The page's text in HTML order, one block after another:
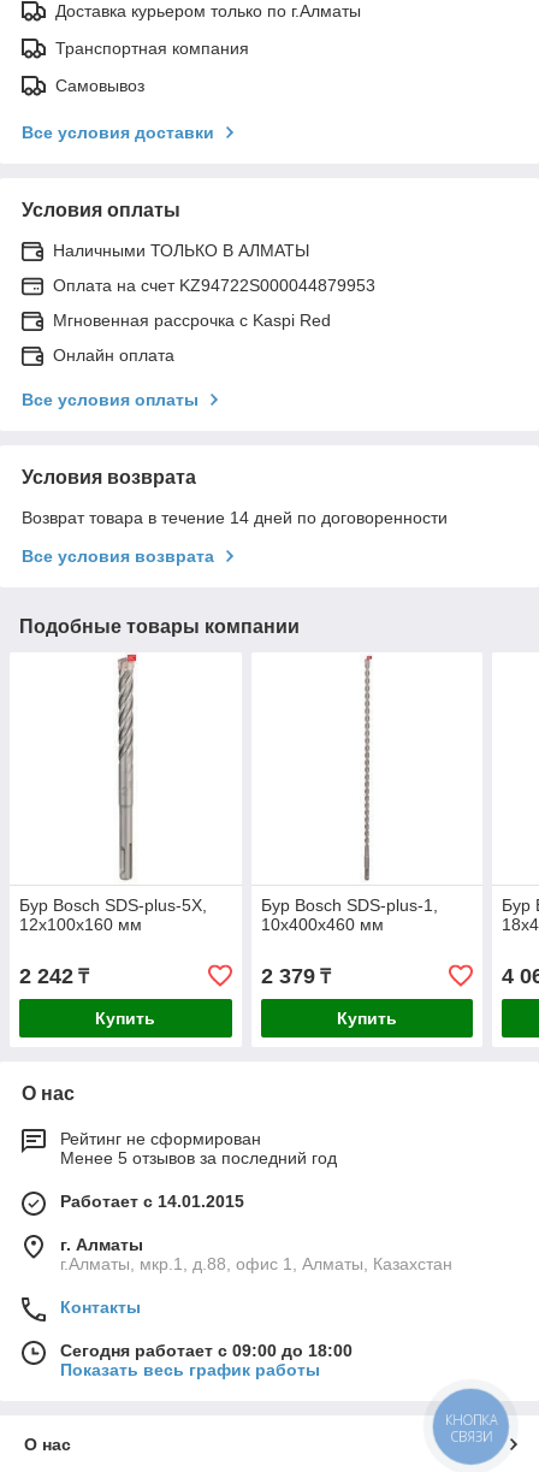
Доставка курьером только по г.Алматы
Транспортная компания
Самовывоз
Все условия доставки
Условия оплаты
Наличными ТОЛЬКО В АЛМАТЫ
Оплата на счет KZ94722S000044879953
Мгновенная рассрочка с Kaspi Red
Онлайн оплата
Все условия оплаты
Условия возврата
Возврат товара в течение 14 дней по договоренности
Все условия возврата
Подобные товары компании
Бур Bosch SDS-plus-5X,
12x100x160 мм
2 242 ₸
Купить
Бур Bosch SDS-plus-1,
10x400x460 мм
2 379₸
Купить
Бур
4
О нас
Рейтинг не сформирован
Менее 5 отзывов за последний год
Работает с 14.01.2015
г. Алматы
г.Алматы, мкр.1, д.88, офис 1, Алматы, Казахстан
Контакты
Сегодня работает с 09:00 до 18:00
Показать весь график работы
О нас
КНОПКА
СВЯЗИ